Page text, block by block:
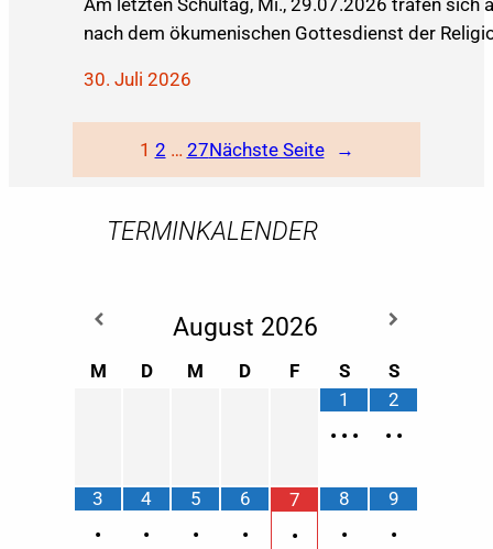
Am letzten Schultag, Mi., 29.07.2026 trafen sich
nach dem ökumenischen Gottesdienst der
30. Juli 2026
1 2 … 27Nächste Seite →
TERMINKALENDER
August 2026
M D M D F S
S
1
• • •
2
• •
3
•
4
•
5
•
6
•
7
•
8
•
9
•